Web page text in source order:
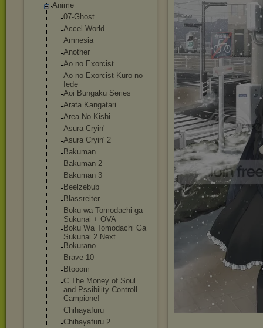
Anime
07-Ghost
Accel World
Amnesia
Another
Ao no Exorcist
Ao no Exorcist Kuro no
Iede
Aoi Bungaku Series
Arata Kangatari
Area No Kishi
Asura Cryin'
Asura Cryin' 2
Bakuman
Bakuman 2
Bakuman 3
Beelzebub
Blassreiter
Boku wa Tomodachi ga
Sukunai + OVA
Boku Wa Tomodachi Ga
Sukunai 2 Next
Bokurano
Brave 10
Btooom
C The Money of Soul
and Pssibility Controll
Campione!
Chihayafuru
Chihayafuru 2